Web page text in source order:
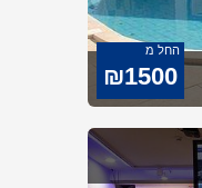
החל מ
₪1500